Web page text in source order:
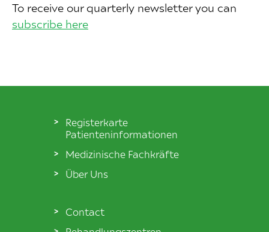
To receive our quarterly newsletter you can
subscribe here
Registerkarte
Patienteninformationen
Medizinische Fachkräfte
Über Uns
Contact